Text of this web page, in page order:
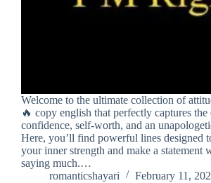
Welcome to the ultimate collection of
🔥 copy english that perfectly captures the
confidence, self-worth, and an
Here, you’ll find powerful lines designed
your inner strength and make a statement
saying much.…
romanticshayari
February 11,